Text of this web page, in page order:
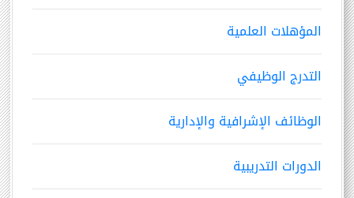
المؤهلات العلمية
التدرج الوظيفي
الوظائف الإشرافية والإدارية
الدورات التدريبية